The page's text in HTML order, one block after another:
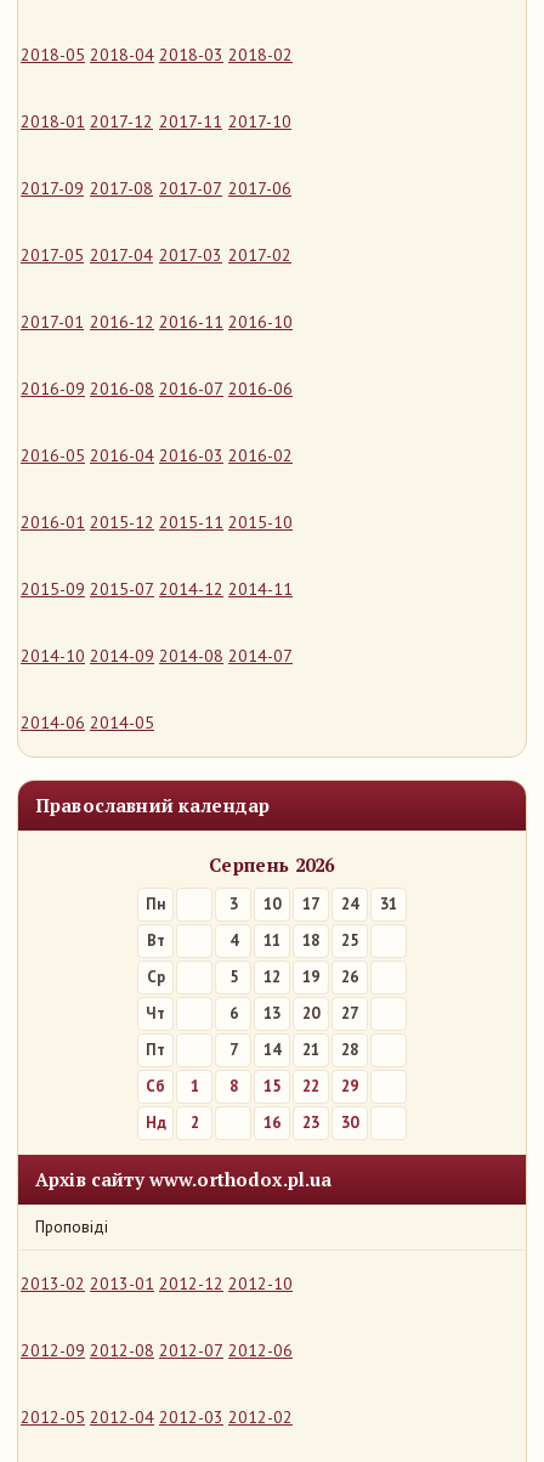
2018-05 2018-04 2018-03 2018-02
2018-01 2017-12 2017-11 2017-10
2017-09 2017-08 2017-07 2017-06
2017-05 2017-04 2017-03 2017-02
2017-01 2016-12 2016-11 2016-10
2016-09 2016-08 2016-07 2016-06
2016-05 2016-04 2016-03 2016-02
2016-01 2015-12 2015-11 2015-10
2015-09 2015-07 2014-12 2014-11
2014-10 2014-09 2014-08 2014-07
2014-06 2014-05
Православний календар
Серпень 2026
Пн 3 10 17 24
31
Вт
4 11 18
25
Ср
5 12 19
26
Чт
6 13 20
27
Пт
7 14 21
28
Сб
1 8 15 22
29
Нд
2 16 23 30
Архів сайту www.orthodox.pl.ua
Проповіді
2013-02 2013-01 2012-12 2012-10
2012-09 2012-08 2012-07 2012-06
2012-05 2012-04 2012-03 2012-02